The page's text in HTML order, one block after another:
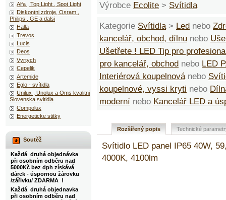
Výrobce Ecolite > Svítidla
Kategorie Svítidla > Led nebo
kancelář, obchod, dílnu nebo
Ušetřete ! LED Tip pro
pro kancelář, obchod nebo LED
Interiérová koupelnová nebo
koupelnové, vyssi kryti nebo
moderní nebo Kancelář LED a
Rozšířený popis Technické
Svítidlo LED panel IP65 40W,
4000K, 4100lm
Alfa , Top Light , Spot Light
Diskontni zdroje, Osram ,
Philips , GE a dalsi
Halla
Trevos
Lucis
Deos
Vyrtych
Cepelik
Artemide
Eglo - svítidla
Unilux , Unolux a Oms kvalitni
Slovenska svitidla
Compolux
Energeticke stitky
Soutěž
Každá druhá objednávka
při osobním odběru nad
5000Kč bez dph získává
dárek - úspornou žárovku
/zářivku/ ZDARMA !
Každá druhá objednavka
při osobním odběru nad